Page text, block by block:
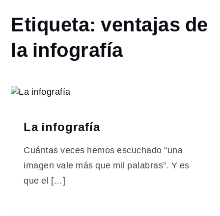
Home
portfolio
ventajas
de la
Etiqueta:ventajas de
la infografía
La infografía
Cuántas veces hemos escuchado “una
imagen vale más que mil palabras”. Y es
que el […]